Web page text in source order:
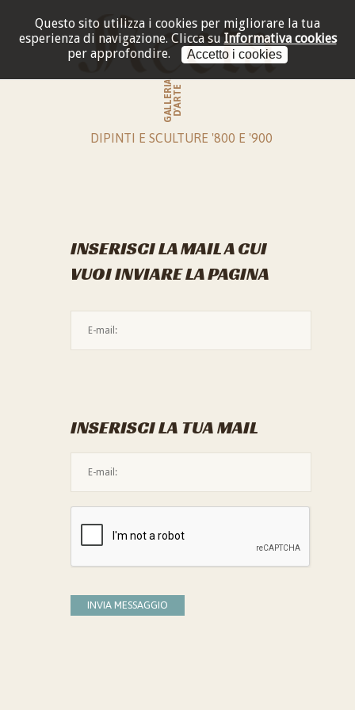
Questo sito utilizza i cookies per migliorare la tua
esperienza di navigazione. Clicca su Informativa cookies
per approfondire.
Accetto i cookies
GALLERIAD'ARTE
DIPINTI E SCULTURE '800 E '900
INSERISCI LA MAIL A CUI
VUOI INVIARE LA PAGINA
INSERISCI LA TUA MAIL
INVIA MESSAGGIO